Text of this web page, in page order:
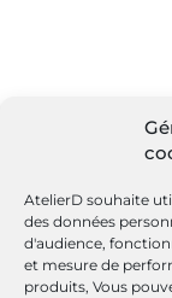
AtelierD souhaite
des données
d'audience,
et mesure de
produits, Vous